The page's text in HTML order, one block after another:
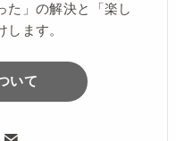
た」の解決と「楽し
ます。
いて